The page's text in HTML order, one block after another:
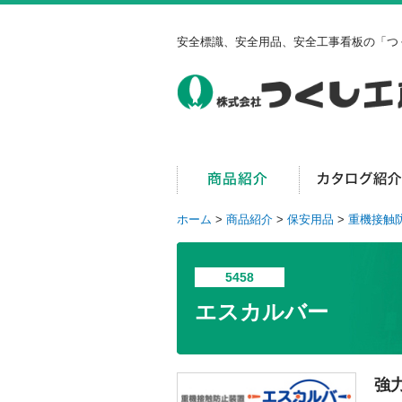
安全標識、安全用品、安全工事看板の「つ
ホーム > 商品紹介 > 保安用品 > 重機接触
5458
エスカルバー
強